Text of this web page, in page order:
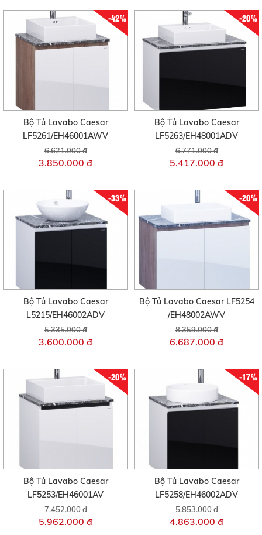
-42%
Bộ Tủ Lavabo Caesar
LF5261/EH46001AWV
6.621.000 đ
3.850.000 đ
-20%
Bộ Tủ Lavabo Caesar
LF5263/EH48001ADV
6.771.000 đ
5.417.000 đ
-33%
Bộ Tủ Lavabo Caesar
L5215/EH46002ADV
5.335.000 đ
3.600.000 đ
-20%
Bộ Tủ Lavabo Caesar LF5254
/EH48002AWV
8.359.000 đ
6.687.000 đ
-20%
Bộ Tủ Lavabo Caesar
LF5253/EH46001AV
7.452.000 đ
5.962.000 đ
-17%
Bộ Tủ Lavabo Caesar
LF5258/EH46002ADV
5.853.000 đ
4.863.000 đ